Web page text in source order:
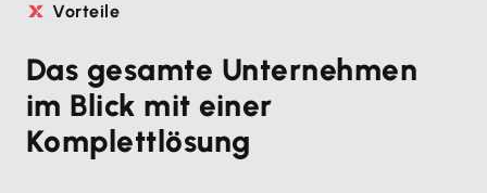
Vorteile
Das gesamte Unternehmen
im Blick mit einer
Komplettlösung